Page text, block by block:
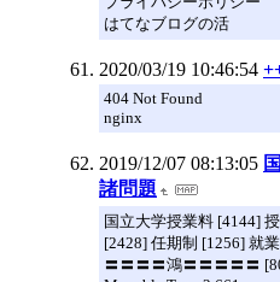
はてなブログの活
2020/03/19 10:46:54
404 Not Found
nginx
2019/12/07 08:13:05
諸問題
国立大学授業料 [4144]
[2428] 任期制 [1256] 就
〓〓〓〓鴻〓〓〓〓〓